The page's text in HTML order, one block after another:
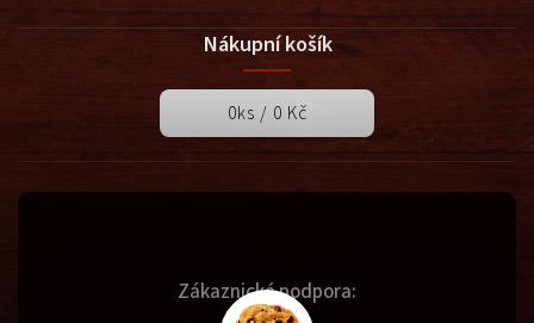
Zákaznická podpora:
Nákupní košík
0ks / 0 Kč